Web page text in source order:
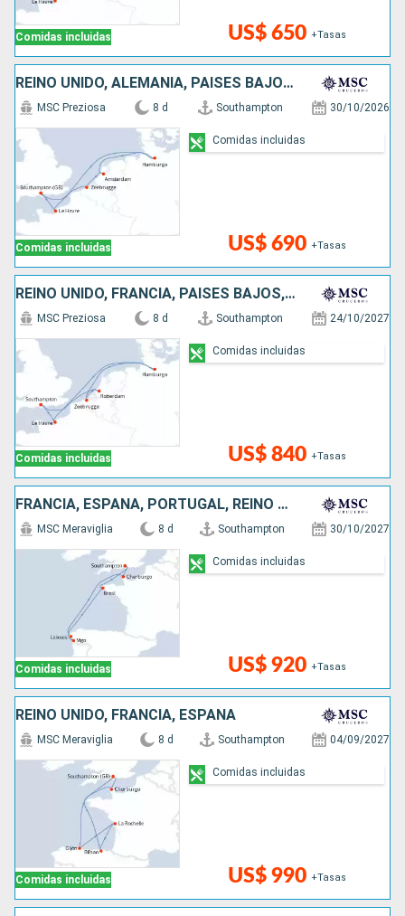
Comidas incluidas US$ 650 +Tasas
REINO UNIDO, ALEMANIA, PAISES BAJOS, BÉLGICA, FRANCIA
Comidas incluidas
MSC Preziosa 8 d Southampton 30/10/2026
US$ 690 +Tasas
Comidas incluidas
REINO UNIDO, FRANCIA, PAISES BAJOS, BÉLGICA, ALEMANIA
Comidas incluidas
MSC Preziosa 8 d Southampton 24/10/2027
US$ 840 +Tasas
Comidas incluidas
FRANCIA, ESPAÑA, PORTUGAL, REINO UNIDO
Comidas incluidas
MSC Meraviglia 8 d Southampton 30/10/2027
US$ 920 +Tasas
Comidas incluidas
REINO UNIDO, FRANCIA, ESPAÑA
Comidas incluidas
MSC Meraviglia 8 d Southampton 04/09/2027
US$ 990 +Tasas
Comidas incluidas